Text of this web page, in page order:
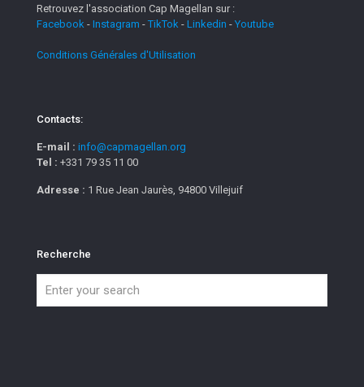
Retrouvez l'association Cap Magellan sur :
Facebook - Instagram -TikTok - Linkedin - Youtube
Conditions Générales d'Utilisation
Contacts:
E-mail : info@capmagellan.org
Tel : +331 79 35 11 00
Adresse : 1 Rue Jean Jaurès, 94800 Villejuif
Recherche